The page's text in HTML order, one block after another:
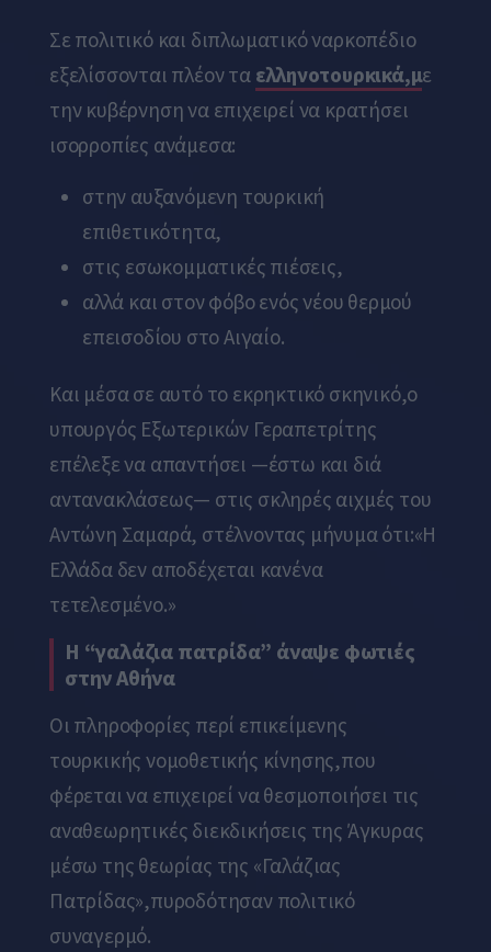
Σε πολιτικό και διπλωματικό ναρκοπέδιο
εξελίσσονται πλέον τα ελληνοτουρκικά,με
την κυβέρνηση να επιχειρεί να κρατήσει
ισορροπίες ανάμεσα:
στην αυξανόμενη τουρκική
επιθετικότητα,
στις εσωκομματικές πιέσεις,
αλλά και στον φόβο ενός νέου θερμού
επεισοδίου στο Αιγαίο.
Και μέσα σε αυτό το εκρηκτικό σκηνικό,ο
υπουργός Εξωτερικών Γεραπετρίτης
επέλεξε να απαντήσει —έστω και διά
αντανακλάσεως— στις σκληρές αιχμές του
Αντώνη Σαμαρά, στέλνοντας μήνυμα ότι:«Η
Ελλάδα δεν αποδέχεται κανένα
τετελεσμένο.»
Η “γαλάζια πατρίδα” άναψε φωτιές
στην Αθήνα
Οι πληροφορίες περί επικείμενης
τουρκικής νομοθετικής κίνησης,που
φέρεται να επιχειρεί να θεσμοποιήσει τις
αναθεωρητικές διεκδικήσεις της Άγκυρας
μέσω της θεωρίας της «Γαλάζιας
Πατρίδας»,πυροδότησαν πολιτικό
συναγερμό.